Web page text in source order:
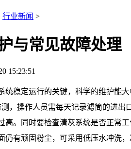
行业新闻 >
与常见故障处理
15:23:51
统稳定运行的关键，科学的维护能
，操作人员需每天记录滤筒的进出
高。同时要检查清灰系统是否正常
仍有顽固粉尘，可采用低压水冲洗